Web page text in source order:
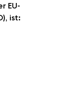
EU-
ist: